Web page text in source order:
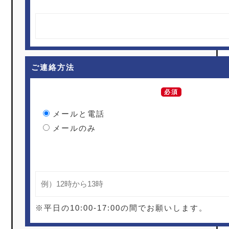
ご連絡方法
必須
メールと電話
メールのみ
※平日の10:00-17:00の間でお願いします。